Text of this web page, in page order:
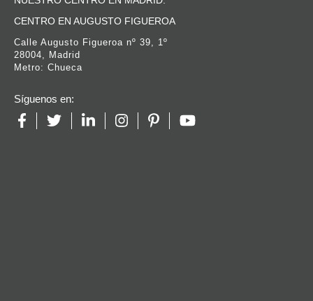
CENTRO EN AUGUSTO FIGUEROA
Calle Augusto Figueroa nº 39, 1º
28004, Madrid
Metro: Chueca
Síguenos en: